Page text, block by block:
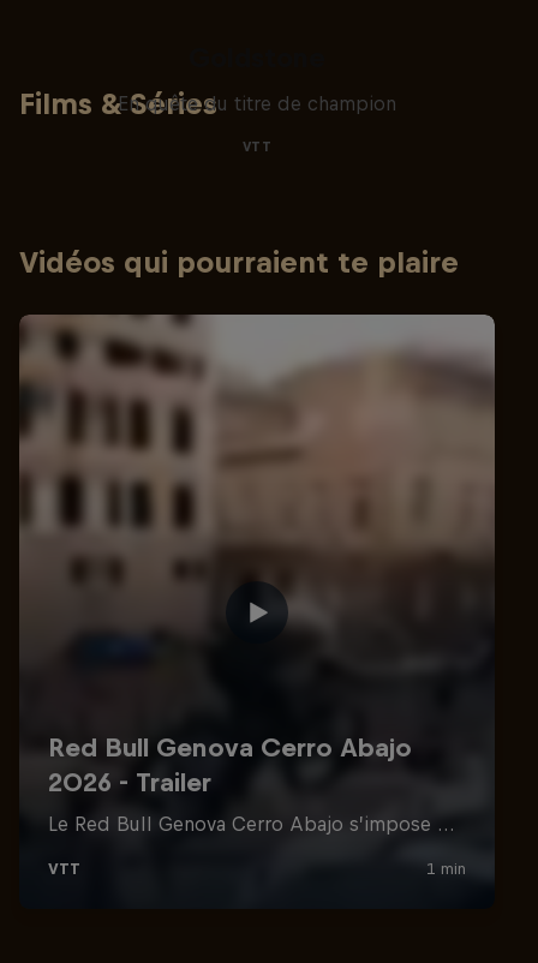
Films & SériesEn quête du titre de champion
VTT
Vidéos qui pourraient te plaire